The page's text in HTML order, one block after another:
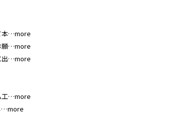
本…more
願…more
出…more
工…more
…more